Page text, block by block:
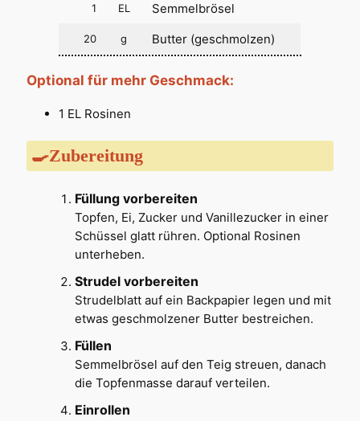
1 EL Semmelbrösel
20 g Butter (geschmolzen)
Optional für mehr Geschmack:
1 EL Rosinen
🍳Zubereitung
Füllung vorbereiten
Topfen, Ei, Zucker und Vanillezucker in einer
Schüssel glatt rühren. Optional Rosinen
unterheben.
Strudel vorbereiten
Strudelblatt auf ein Backpapier legen und mit
etwas geschmolzener Butter bestreichen.
Füllen
Semmelbrösel auf den Teig streuen, danach
die Topfenmasse darauf verteilen.
Einrollen